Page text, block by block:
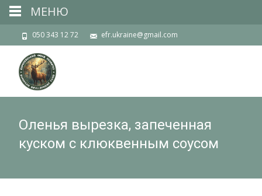
050 343 12 72 efr.ukraine@gmail.com
Оленья вырезка, запеченная
куском с клюквенным соусом
МЕНЮ